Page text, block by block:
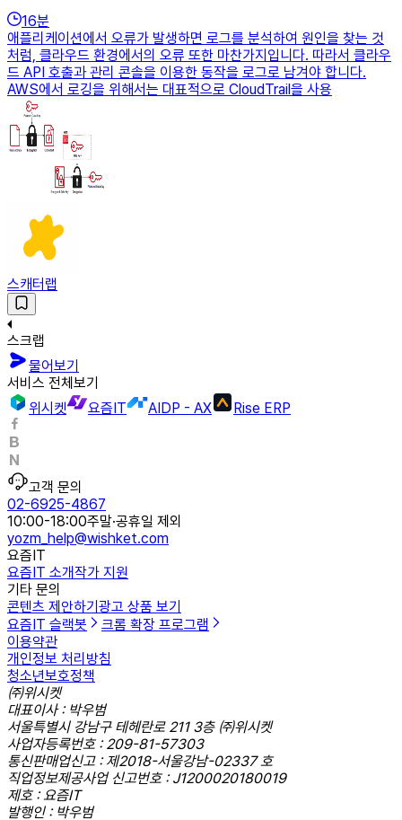
16분
애플리케이션에서 오류가 발생하면 로그를 분석하여 원인을 찾는 것
처럼, 클라우드 환경에서의 오류 또한 마찬가지입니다. 따라서 클라우
드 API 호출과 관리 콘솔을 이용한 동작을 로그로 남겨야 합니다.
AWS에서 로깅을 위해서는 대표적으로 CloudTrail을 사용
스캐터랩
스크랩
물어보기
서비스 전체보기
위시켓
요즘IT AIDP - AX Rise ERP
고객 문의
02-6925-4867
10:00-18:00주말·공휴일 제외
yozm_help@wishket.com
요즘IT
요즘IT 소개작가 지원
기타 문의
콘텐츠 제안하기 광고 상품 보기
요즘IT 슬랙봇
크롬 확장 프로그램
이용약관
개인정보 처리방침
청소년보호정책
㈜위시켓
대표이사 : 박우범
서울특별시 강남구 테헤란로 211 3층 ㈜위시켓
사업자등록번호 : 209-81-57303
통신판매업신고 : 제2018-서울강남-02337 호
직업정보제공사업 신고번호 : J1200020180019
제호 : 요즘IT
발행인 : 박우범